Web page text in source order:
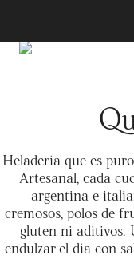
Heladería que es
Artesanal, cada
argentina e
cremosos, polos de
gluten ni aditivos.
endulzar el día con